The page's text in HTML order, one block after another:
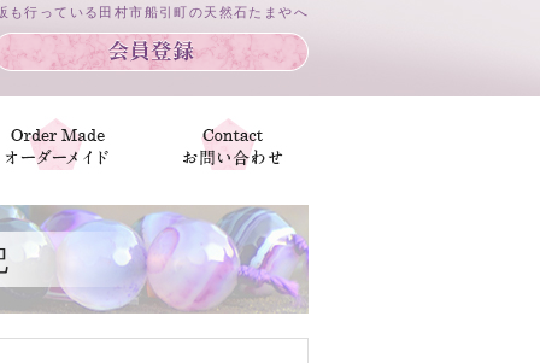
行っている田村市船引町の天然石たまやへ